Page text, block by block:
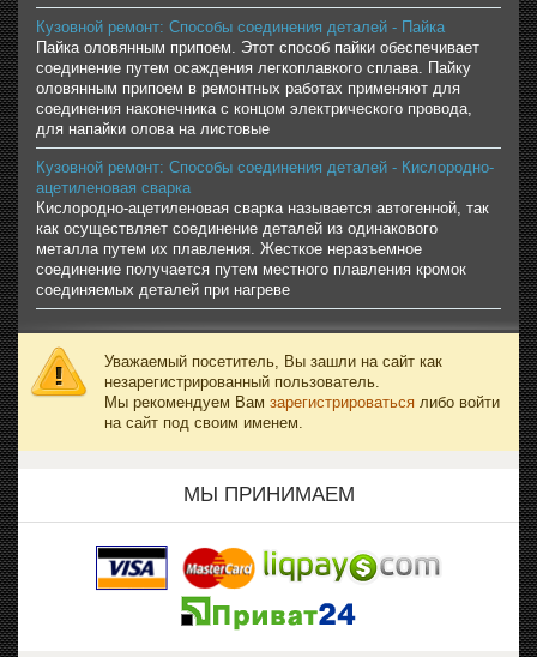
Кузовной ремонт: Способы соединения деталей - Пайка
Пайка оловянным припоем. Этот способ пайки обеспечивает
соединение путем осаждения легкоплавкого сплава. Пайку
оловянным припоем в ремонтных работах применяют для
соединения наконечника с концом электрического провода,
для напайки олова на листовые
Кузовной ремонт: Способы соединения деталей - Кислородно-
ацетиленовая сварка
Кислородно-ацетиленовая сварка называется автогенной, так
как осуществляет соединение деталей из одинакового
металла путем их плавления. Жесткое неразъемное
соединение получается путем местного плавления кромок
соединяемых деталей при нагреве
Уважаемый посетитель, Вы зашли на сайт как
незарегистрированный пользователь.
Мы рекомендуем Вам зарегистрироваться либо войти
на сайт под своим именем.
МЫ ПРИНИМАЕМ